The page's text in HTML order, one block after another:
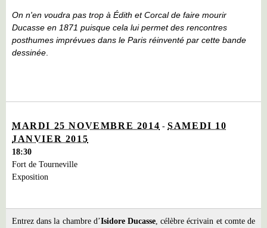
On n'en voudra pas trop à Édith et Corcal de faire mourir
Ducasse en 1871 puisque cela lui permet des rencontres
posthumes imprévues dans le Paris réinventé par cette bande
dessinée
MARDI 25 NOVEMBRE 2014 -SAMEDI 10
JANVIER 2015
18:30
Fort de Tourneville
Exposition
Entrez dans la chambre d’Isidore Ducasse , célèbre écrivain et comte de